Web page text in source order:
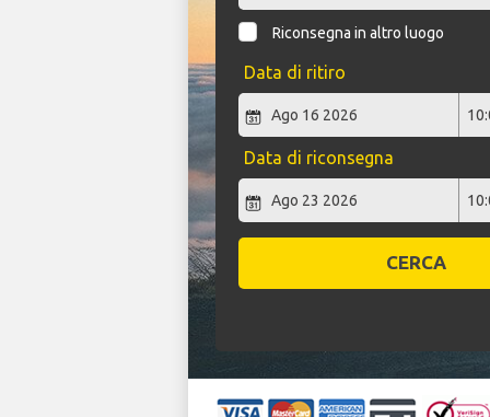
Riconsegna in altro luogo
Data di ritiro
Data di riconsegna
CERCA